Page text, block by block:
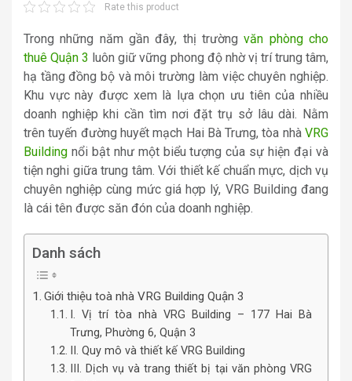
Rate this product
Trong những năm gần đây, thị trườngvăn phòng cho
thuê Quận 3 luôn giữ vững phong độ nhờ vị trí trung tâm,
hạ tầng đồng bộ và môi trường làm việc chuyên nghiệp.
Khu vực này được xem là lựa chọn ưu tiên của nhiều
doanh nghiệp khi cần tìm nơi đặt trụ sở lâu dài. Nằm
trên tuyến đường huyết mạch Hai Bà Trưng, tòa nhà VRG
Building nổi bật như một biểu tượng của sự hiện đại và
tiện nghi giữa trung tâm. Với thiết kế chuẩn mực, dịch vụ
chuyên nghiệp cùng mức giá hợp lý, VRG Building đang
là cái tên được săn đón của doanh nghiệp.
Danh sách
Giới thiệu toà nhà VRG Building Quận 3
I. Vị trí tòa nhà VRG Building – 177 Hai Bà
Trưng, Phường 6, Quận 3
II. Quy mô và thiết kế VRG Building
III. Dịch vụ và trang thiết bị tại văn phòng VRG